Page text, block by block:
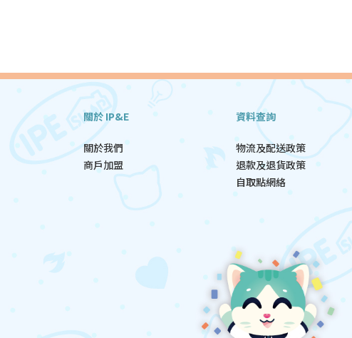
關於 IP&E
關於我們
商戶加盟
資料查詢
物流及配送政策
退款及退貨政策
自取點網絡